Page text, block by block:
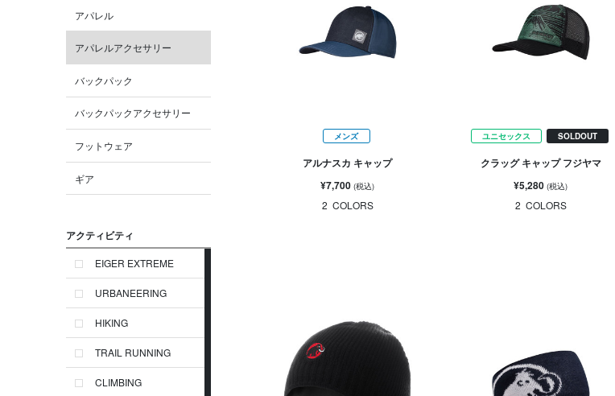
アパレル
アパレルアクセサリー
バックパック
バックパックアクセサリー
フットウェア
ギア
アクティビティ
EIGER EXTREME
URBANEERING
HIKING
TRAIL RUNNING
CLIMBING
メンズ
アルナスカ キャップ
¥7,700(税込)
2 COLORS
ユニセックス SOLDOUT
クラッグ キャップ フジヤマ
¥5,280(税込)
2 COLORS